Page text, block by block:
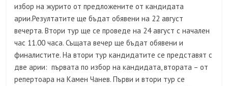
избор на журито от предложените от кандидата
арии.Резултатите ще бъдат обявени на 22 август
вечерта. Втори тур ще се проведе на 24 август с начален
час 11.00 часа. Същата вечер ще бъдат обявени и
финалистите. На втори тур кандидатите се представят с
две арии: първата по избор на кандидата, втората – от
репертоара на Камен Чанев. Първи и втори тур се